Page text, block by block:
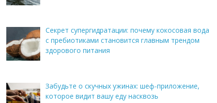
Секрет супергидратации: почему кокосовая вода
с пребиотиками становится главным трендом
здорового питания
Забудьте о скучных ужинах: шеф-приложение,
которое видит вашу еду насквозь